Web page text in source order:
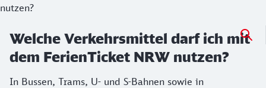
nutzen?
Welche Verkehrsmittel darf ich mit
dem FerienTicket NRW nutzen?
In Bussen, Trams, U- und S-Bahnen sowie in